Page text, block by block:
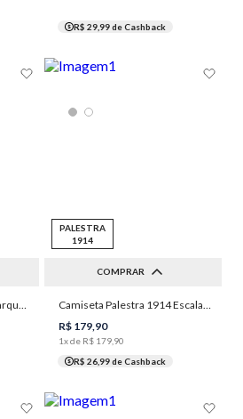
R$ 29,99de Cashback
Camiseta Palestra 1914 Parque Antarctica Masculina Individual
PALESTRA
1914
COMPRAR
M G
XGG
Camiseta Palestra 1914 Escalação Original Masculina Individual
R$ 179,90
1x de R$ 179 90
R$ 26,99de Cashback